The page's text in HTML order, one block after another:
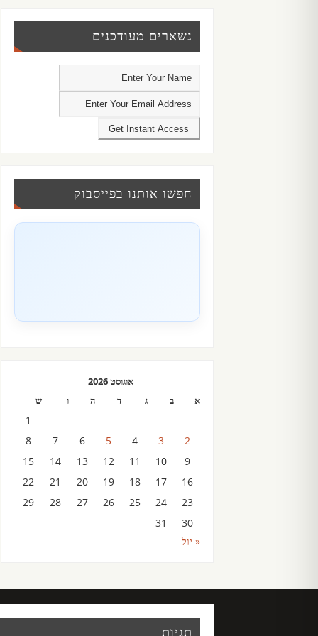
נשארים מעודכנים
חפשו אותנו בפייסבוק
אוגוסט 2026
א
ב ג ד ה ו ש
1
2
3
4
5
6
7
8
9
10
11
12
13
14
15
16
17
18
19
20
21
22
23
24
25
26
27
28
29
30
31
« יול
תגיות